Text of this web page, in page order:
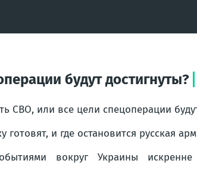
будут достигнуты?
СВО, или все цели спецоперации
готовят, и где остановится русская
вокруг Украины